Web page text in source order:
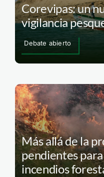
Corevipas: un
vigilancia
Debate abierto
Más allá de la
pendientes
incendios